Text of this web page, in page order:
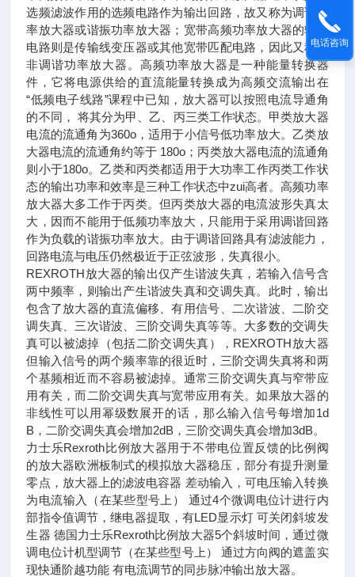
选频滤波作用的选频电路作为输出回路，故又称为调谐功
率放大器或谐振功率放大器；宽带高频功率放大器的输出
电路则是传输线变压器或其他宽带匹配电路，因此又称为
非调谐功率放大器。高频功率放大器是一种能量转换器
件，它将电源供给的直流能量转换成为高频交流输出在
“低频电子线路”课程中已知，放大器可以按照电流导通角
的不同， 将其分为甲、乙、丙三类工作状态。甲类放大器
电流的流通角为360o，适用于小信号低功率放大。乙类放
大器电流的流通角约等于 180o；丙类放大器电流的流通角
则小于180o。乙类和丙类都适用于大功率工作丙类工作状
态的输出功率和效率是三种工作状态中zui高者。高频功率
放大器大多工作于丙类。但丙类放大器的电流波形失真太
大，因而不能用于低频功率放大，只能用于采用调谐回路
作为负载的谐振功率放大。由于调谐回路具有滤波能力，
回路电流与电压仍然极近于正弦波形，失真很小。
REXROTH放大器的输出仅产生谐波失真，若输入信号含
两中频率，则输出产生谐波失真和交调失真。此时，输出
包含了放大器的直流偏移、有用信号、二次谐波、二阶交
调失真、三次谐波、三阶交调失真等等。大多数的交调失
真可以被滤掉（包括二阶交调失真），REXROTH放大器
但输入信号的两个频率靠的很近时，三阶交调失真将和两
个基频相近而不容易被滤掉。通常三阶交调失真与窄带应
用有关，而二阶交调失真与宽带应用有关。如果放大器的
非线性可以用幂级数展开的话，那么输入信号每增加1d
B，二阶交调失真会增加2dB，三阶交调失真会增加3dB。
力士乐Rexroth比例放大器用于不带电位置反馈的比例阀
的放大器欧洲板制式的模拟放大器稳压，部分有提升测量
零点，放大器上的滤波电容器 差动输入，可电压输入转换
为电流输入（在某些型号上） 通过4个微调电位计进行内
部指令值调节，继电器提取，有LED显示灯 可关闭斜坡发
生器 德国力士乐Rexroth比例放大器5个斜坡时间，通过微
调电位计机型调节（在某些型号上） 通过方向阀的遮盖实
现快通阶越功能 有电流调节的同步脉冲输出放大器。
电话咨询